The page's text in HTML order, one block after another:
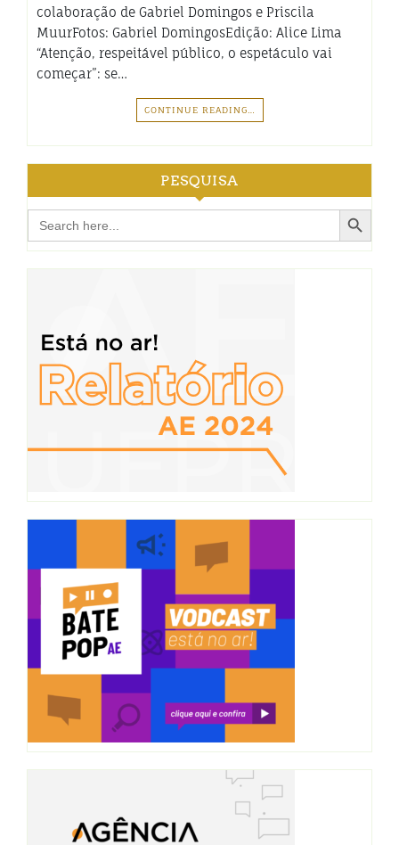
colaboração de Gabriel Domingos e Priscila
MuurFotos: Gabriel DomingosEdição: Alice Lima
“Atenção, respeitável público, o espetáculo vai
começar”: se…
CONTINUE READING…
PESQUISA
Search
for:
Search Button